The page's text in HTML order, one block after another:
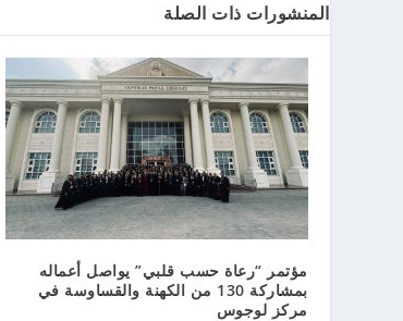
المنشورات ذات الصلة
مؤتمر “رعاة حسب قلبي” يواصل أعماله
بمشاركة 130 من الكهنة والقساوسة في
مركز لوجوس